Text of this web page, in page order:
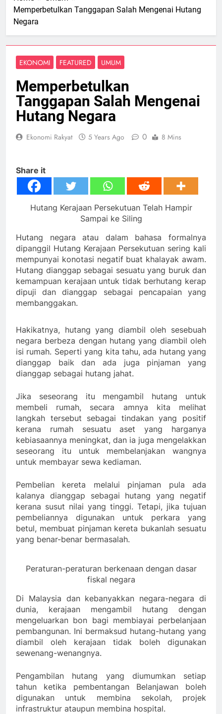
Memperbetulkan Tanggapan Salah Mengenai Hutang
Negara
EKONOMI FEATURED UMUM
Memperbetulkan
Tanggapan Salah Mengenai
Hutang Negara
Ekonomi Rakyat 5 Years Ago 0 8 Mins
Share it
Hutang Kerajaan Persekutuan Telah Hampir
Sampai ke Siling
Hutang negara atau dalam bahasa formalnya
dipanggil Hutang Kerajaan Persekutuan sering kali
mempunyai konotasi negatif buat khalayak awam.
Hutang dianggap sebagai sesuatu yang buruk dan
kemampuan kerajaan untuk tidak berhutang kerap
dipuji dan dianggap sebagai pencapaian yang
membanggakan.
Hakikatnya, hutang yang diambil oleh sesebuah
negara berbeza dengan hutang yang diambil oleh
isi rumah. Seperti yang kita tahu, ada hutang yang
dianggap baik dan ada juga pinjaman yang
dianggap sebagai hutang jahat.
Jika seseorang itu mengambil hutang untuk
membeli rumah, secara amnya kita melihat
langkah tersebut sebagai tindakan yang positif
kerana rumah sesuatu aset yang harganya
kebiasaannya meningkat, dan ia juga mengelakkan
seseorang itu untuk membelanjakan wangnya
untuk membayar sewa kediaman.
Pembelian kereta melalui pinjaman pula ada
kalanya dianggap sebagai hutang yang negatif
kerana susut nilai yang tinggi. Tetapi, jika tujuan
pembeliannya digunakan untuk perkara yang
betul, membuat pinjaman kereta bukanlah sesuatu
yang benar-benar bermasalah.
Peraturan-peraturan berkenaan dengan dasar
fiskal negara
Di Malaysia dan kebanyakkan negara-negara di
dunia, kerajaan mengambil hutang dengan
mengeluarkan bon bagi membiayai perbelanjaan
pembangunan. Ini bermaksud hutang-hutang yang
diambil oleh kerajaan tidak boleh digunakan
sewenang-wenangnya.
Pengambilan hutang yang diumumkan setiap
tahun ketika pembentangan Belanjawan boleh
digunakan untuk membina sekolah, projek
infrastruktur ataupun membina hospital.